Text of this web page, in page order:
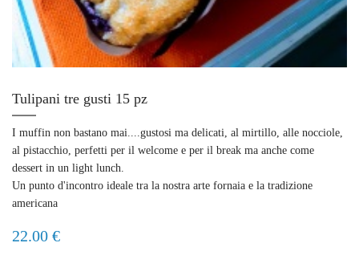
Tulipani tre gusti 15 pz
I muffin non bastano mai....gustosi ma delicati, al mirtillo, alle nocciole,
al pistacchio, perfetti per il welcome e per il break ma anche come
dessert in un light lunch.
Un punto d'incontro ideale tra la nostra arte fornaia e la tradizione
americana
22.00 €